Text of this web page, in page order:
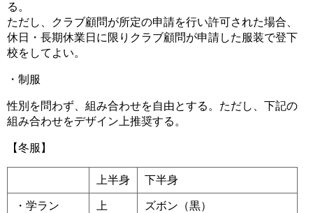
る。
ただし、クラブ顧問が所定の申請を行い許可された場合、
休日・長期休業日に限りクラブ顧問が申請した服装で登下
校をしてよい。
・制服
性別を問わず、組み合わせを自由とする。ただし、下記の
組み合わせをデザイン上推奨する。
【冬服】
上半身 下半身
・学ラン 上 ズボン（黒）